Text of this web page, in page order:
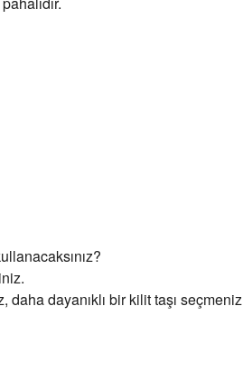
daha dayanıklı bir kilit taşı seçmeniz